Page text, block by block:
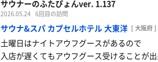
サウナーのふたぴょんver. 1.137
2026.05.24 6回目の訪問
サウナ&スパ カプセルホテル 大東洋 [ 大阪府 ]
土曜日はナイトアウフグースがあるので
入店が遅くてもアウフグース受けることが